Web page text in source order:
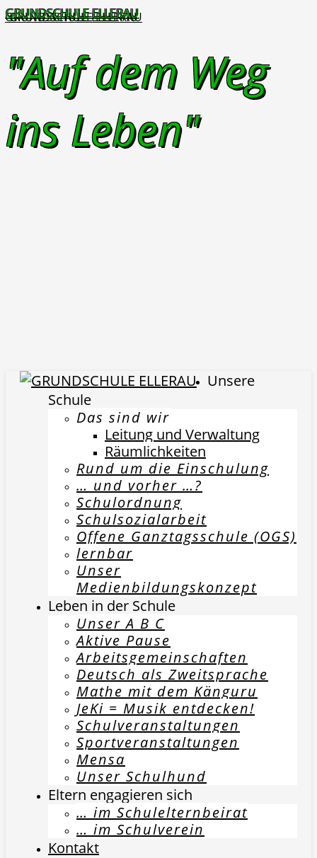
GRUNDSCHULE ELLERAU
"Auf dem Weg
ins Leben"
Unsere
Schule
Das sind wir
Leitung und Verwaltung
Räumlichkeiten
Rund um die Einschulung
… und vorher …?
Schulordnung
Schulsozialarbeit
Offene Ganztagsschule (OGS)
lernbar
Unser
Medienbildungskonzept
Leben in der Schule
Unser A B C
Aktive Pause
Arbeitsgemeinschaften
Deutsch als Zweitsprache
Mathe mit dem Känguru
JeKi = Musik entdecken!
Schulveranstaltungen
Sportveranstaltungen
Mensa
Unser Schulhund
Eltern engagieren sich
… im Schulelternbeirat
… im Schulverein
Kontakt